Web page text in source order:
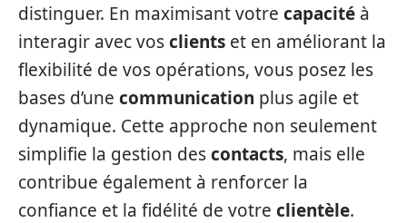
distinguer. En maximisant votre capacité à
interagir avec vosclients et en améliorant la
flexibilité de vos opérations, vous posez les
bases d’une communication plus agile et
dynamique. Cette approche non seulement
simplifie la gestion descontacts, mais elle
contribue également à renforcer la
confiance et la fidélité de votre clientèle.